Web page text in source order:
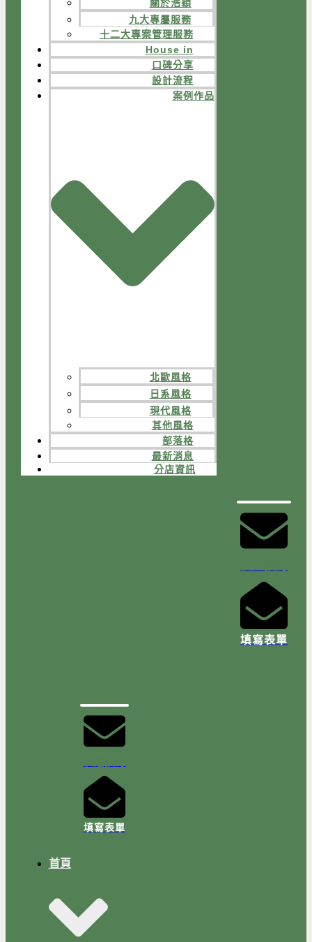
關於浩穎
九大專屬服務
十二大專案管理服務
House in
口碑分享
設計流程
案例作品
北歐風格
日系風格
現代風格
其他風格
部落格
最新消息
分店資訊
填寫表單
填寫表單
首頁